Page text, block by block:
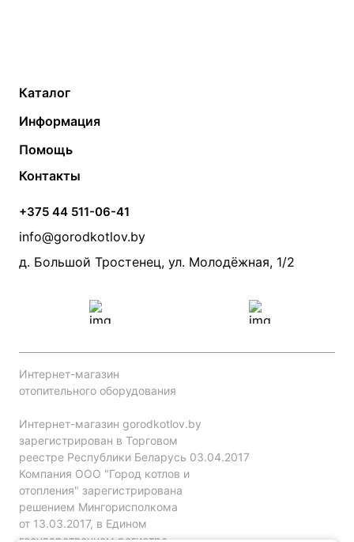
Каталог
Твердотопливные котлы
Электрические котлы
Банные печи
Камины и печи
Теплый пол
Радиаторы
Насосы
Дымоходы
Информация
Контакты
Статьи
Акции
Производители
Помощь
Монтаж систем отопления
Прайс по монтажу систем отопления
Проект систем отопления
Контакты
+375 44 511-06-41
info@gorodkotlov.by
д. Большой Тростенец, ул. Молодёжная, 1/2
Интернет-магазин
отопительного оборудования
Интернет-магазин gorodkotlov.by
зарегистрирован в Торговом
реестре Республики Беларусь 03.04.2017
Компания ООО "Город котлов и
отопления" зарегистрирована
решением Мингорисполкома
от 13.03.2017, в Едином